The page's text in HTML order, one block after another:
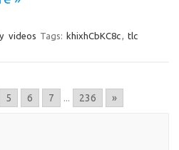
videos Tags: khixhCbKC8c, tlc
5 6 7 ... 236 »